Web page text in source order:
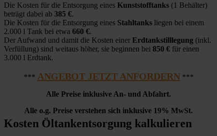
Die Kosten für die Entsorgung eines Kunststofftanks (1 Behälter)
beträgt dabei ab 385 €.
Die Kosten für die Entsorgung eines Stahltanks liegen bei einem
2.000 l Tank bei etwa 660 €.
Der Aufwand und damit die Kosten einer Erdtankstilllegung (inkl.
Verfüllung) sind weitaus höher, sie beginnen bei 850 € für einen
3.000 l Erdtank.
*** ANGEBOT JETZT ANFORDERN ***
Alle Preise inklusive An- und Abfahrt.
Alle o.g. Preise verstehen sich inklusive 19% MwSt.
Kosten Öltankentsorgung kalkulieren